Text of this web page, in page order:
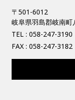
〒501-6012
岐阜県羽島郡岐南
TEL : 058-247-3190
FAX : 058-247-3182